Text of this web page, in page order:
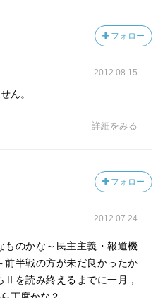
。
への批判でもいいです、
れはなります。
で大きくなってしまいまし
たですし、
面白かったです。
感じたくらいです。
中はいろいろな意味で、ス
ないが、若い人たちが「正
の名の通り、中高生にぜひ読
フォロー
2012.08.15
ん。
詳細をみる
フォロー
2012.07.24
ものかな～民主主義・報道機
前半戦の方が未だ良かったか
を読み終えるまでに一月，